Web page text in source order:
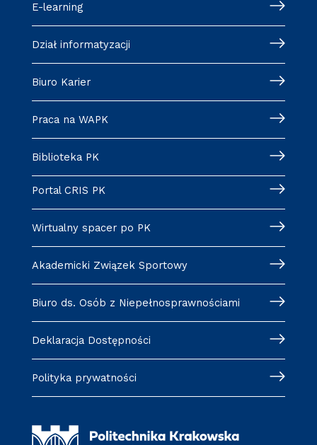
E-learning
Dział informatyzacji
Biuro Karier
Praca na WAPK
Biblioteka PK
Portal CRIS PK
Wirtualny spacer po PK
Akademicki Związek Sportowy
Biuro ds. Osób z Niepełnosprawnościami
Deklaracja Dostępności
Polityka prywatności